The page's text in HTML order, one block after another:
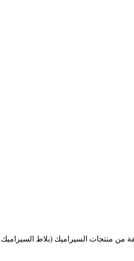
من منتجات السيراميك (بلاط السيراميك